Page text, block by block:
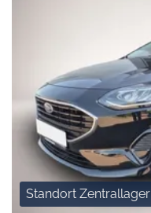
Standort Zentrallager